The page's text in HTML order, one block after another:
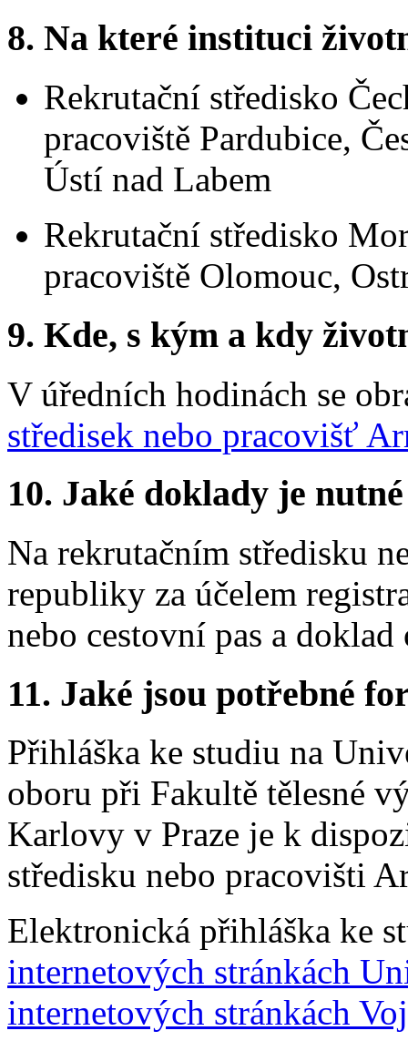
8. Na které instituci
Rekrutační středisko
pracoviště Pardubice,
Ústí nad Labem
Rekrutační středisko
pracoviště Olomouc,
9. Kde, s kým a kdy
V úředních hodinách se
středisek nebo pracovišť
10. Jaké doklady je
Na rekrutačním středisku
republiky za účelem
nebo cestovní pas a
11. Jaké jsou potřebné
Přihláška ke studiu na
oboru při Fakultě tělesné
Karlovy v Praze je k
středisku nebo pracovišti
Elektronická přihláška ke
internetových stránkách
internetových stránkách